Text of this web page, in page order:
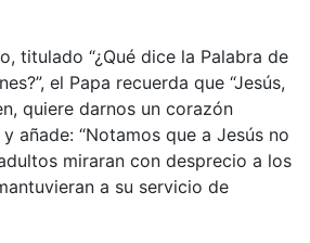
titulado “¿Qué dice la Palabra de
el Papa recuerda que “Jesús,
quiere darnos un corazón
añade: “Notamos que a Jesús no
miraran con desprecio a los
a su servicio de